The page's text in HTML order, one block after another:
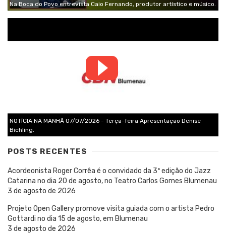
Na Boca do Povo entrevista Caio Fernando, produtor artístico e músico.
NOTÍCIA NA MANHÃ 07/07/2026 - Terça-feira Apresentação Denise
Bichling.
POSTS RECENTES
Acordeonista Roger Corrêa é o convidado da 3ª edição do Jazz
Catarina no dia 20 de agosto, no Teatro Carlos Gomes Blumenau
3 de agosto de 2026
Projeto Open Gallery promove visita guiada com o artista Pedro
Gottardi no dia 15 de agosto, em Blumenau
3 de agosto de 2026